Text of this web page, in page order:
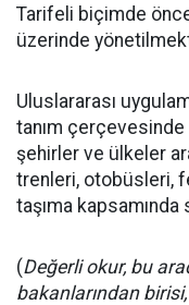
Tarifeli biçimde
üzerinde
Uluslararası
tanım
şehirler ve ülkeler
trenleri, otobüsleri,
taşıma kapsamında
(Değerli okur, bu
bakanlarından